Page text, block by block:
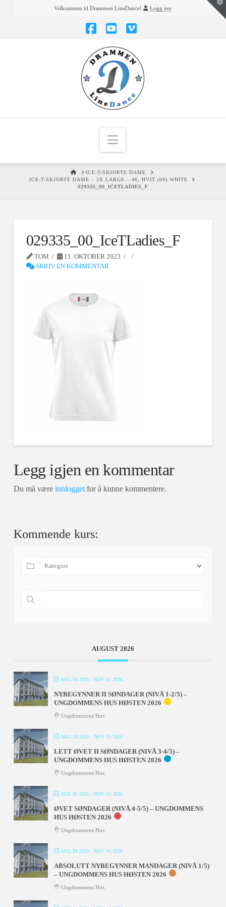
Velkommen til Drammen LineDance! Logg inn
Navigation
HOMEICE-T-SKJORTE DAME
ICE-T-SKJORTE DAME – 3X LARGE – 46, HVIT (00) WHITE
029335_00_ICETLADIES_F
029335_00_IceTLadies_F
TOM
11. OKTOBER 2023
SKRIV EN KOMMENTAR
Legg igjen en kommentar
Du må være innloggetfor å kunne kommentere.
Kommende kurs:
AUGUST 2026
AUG 30 2026- NOV 15 2026
NYBEGYNNER II SØNDAGER (NIVÅ 1-2/5) –
UNGDOMMENS HUS HØSTEN 2026
Ungdommens Hus
AUG 30 2026- NOV 15 2026
LETT ØVET II SØNDAGER (NIVÅ 3-4/5) –
UNGDOMMENS HUS HØSTEN 2026
Ungdommens Hus
AUG 30 2026- NOV 15 2026
ØVET SØNDAGER (NIVÅ 4-5/5) – UNGDOMMENS
HUS HØSTEN 2026
Ungdommens Hus
AUG 31 2026- NOV 16 2026
ABSOLUTT NYBEGYNNER MANDAGER (NIVÅ 1/5)
– UNGDOMMENS HUS HØSTEN 2026
Ungdommens Hus